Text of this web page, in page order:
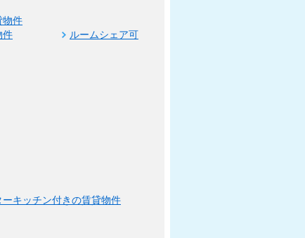
物件
件
ルームシェア可
ーキッチン付きの賃貸物件